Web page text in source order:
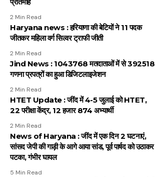
2 Min Read
Haryana news : हरियाणा की बेटियों ने 11 पदक
जीतकर महिला वर्ग सिल्वर ट्राफी जीती
2 Min Read
Jind News : 1043768 मतदाताओं में से 392518
गणना प्रपत्रों का हुआ डिजिटलाइजेशन
2 Min Read
HTET Update : जींद में 4-5 जुलाई को HTET,
22 परीक्षा केंद्र, 12 हजार 874 अभ्यार्थी
2 Min Read
News of Haryana : जींद में एक दिन 2 घटनाएं,
सांसद जेपी की गाड़ी के आगे आया सांड, पूर्व पार्षद को उठाकर
पटका, गंभीर घायल
5 Min Read